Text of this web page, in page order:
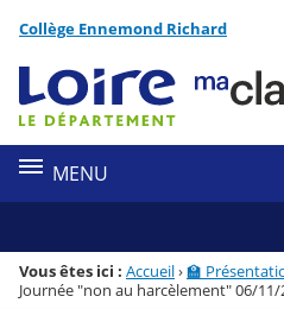
Menu de la rubrique
Contenu
Collège Ennemond Richard
MENU
Vous êtes ici : Accueil›🏫
Journée "non au harcèlement" 06/11/